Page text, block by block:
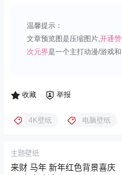
温馨提示：
文章预览图是压缩图片,开通赞助会员
次元界是一个主打动漫/游戏和虚拟偶像角色的插画壁纸平台;
收藏 举报
4K壁纸 电脑壁纸
主题壁纸
来财 马年 新年红色背景喜庆